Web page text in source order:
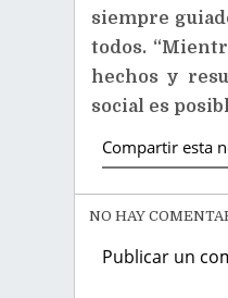
siempre
todos.
hechos y
social es
Compartir esta
NO HAY
Publicar un